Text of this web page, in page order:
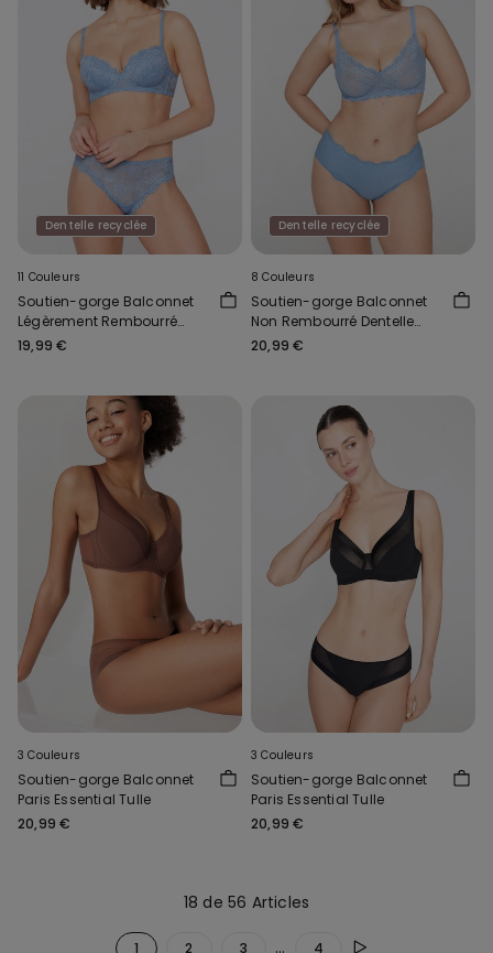
Dentelle recyclée
11 Couleurs
Soutien-gorge Balconnet
Légèrement Rembourré
Dentelle Recyclée Wien
19,99 €
Dentelle recyclée
8 Couleurs
Soutien-gorge Balconnet
Non Rembourré Dentelle
Recyclée Paris
20,99 €
3 Couleurs
Soutien-gorge Balconnet
Paris Essential Tulle
20,99 €
3 Couleurs
Soutien-gorge Balconnet
Paris Essential Tulle
20,99 €
18 de 56 Articles
1 2 3 ... 4